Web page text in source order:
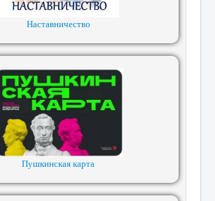
Наставничество
Пушкинская карта